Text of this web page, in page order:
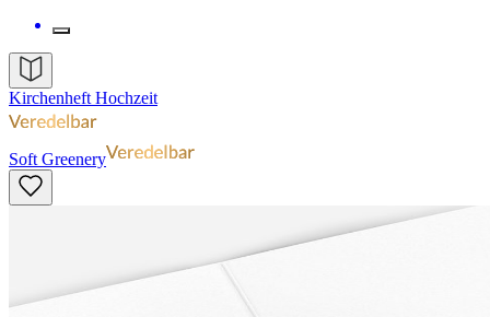
Kirchenheft Hochzeit
Soft Greenery